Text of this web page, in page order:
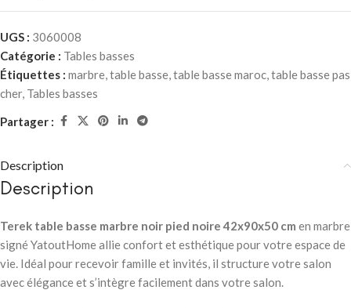
UGS : 3060008
Catégorie : Tables basses
Étiquettes : marbre,table basse,table basse maroc,table basse pas
cher, Tables basses
Partager :
Description
Description
Terek table basse marbre noir pied noire 42x90x50 cm en marbre
signé YatoutHome allie confort et esthétique pour votre espace de
vie. Idéal pour recevoir famille et invités, il structure votre salon
avec élégance et s’intègre facilement dans votre salon.